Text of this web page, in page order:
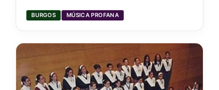
BURGOS MÚSICA PROFANA